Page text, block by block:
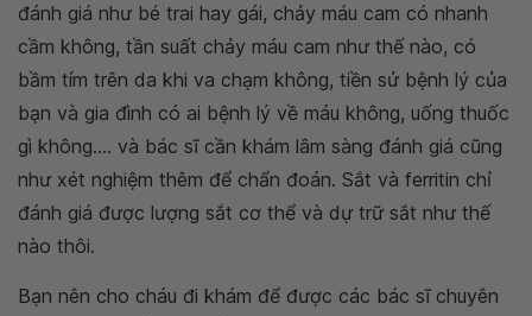
đánh giá như bé trai hay gái, chảy máu cam có nhanh
cầm không, tần suất chảy máu cam như thế nào, có
bầm tím trên da khi va chạm không, tiền sử bệnh lý của
bạn và gia đình có ai bệnh lý về máu không, uống thuốc
gì không.... và bác sĩ cần khám lâm sàng đánh giá cũng
như xét nghiệm thêm để chẩn đoán. Sắt và ferritin chỉ
đánh giá được lượng sắt cơ thể và dự trữ sắt như thế
nào thôi.
Bạn nên cho cháu đi khám để được các bác sĩ chuyên